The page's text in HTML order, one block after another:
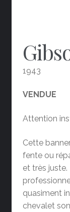
1943
VENDUE
Attention
Cette
fente ou
et très
quasiment
chevalet